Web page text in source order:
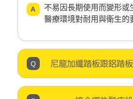
不易因長期使用而變形或
醫療環境對耐用與衛生的
尼龍加纖踏板跟鋁踏